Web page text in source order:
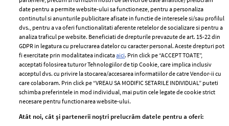
ELLE Style Awards
2024
Despre ELLE
Romania
Contact
Abonamente
Termeni si conditii
Politica de
confidențialitate
Politica de cookies
Publicitate
date pentru a permite website-ului sa functioneze, pentru a personaliza
continutul si anunturile publicitare afisate in functie de interesele si/sau profilul
dvs., pentru a va oferi functionalitati aferente retelelor de socializare si pentru a
analiza traficul pe website. Beneficiati de drepturile prevazute de art. 15-22 din
GDPR in legatura cu prelucrarea datelor cu caracter personal. Aceste drepturi pot
fi exercitate prin modalitatea indicataaici. Prin click pe “ACCEPT TOATE”,
acceptati folosirea tuturor Tehnologiilor de tip Cookie, care implica inclusiv
acceptul dvs. cu privire la stocarea/accesarea informatiilor de catre Vendor-ii cu
care colaboram. Prin click pe “VREAU SA MODIFIC SETARILE INDIVIDUAL” puteti
schimba preferintele in mod individual, mai putin cele legate de cookie strict
necesare pentru functionarea website-ului.
Atât noi, cât și partenerii noștri prelucrăm datele pentru a oferi: